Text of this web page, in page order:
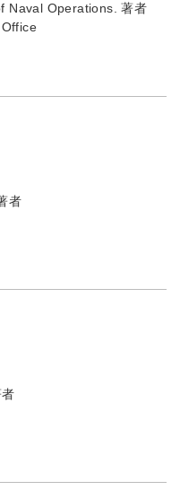
Naval Operations. 著者
者